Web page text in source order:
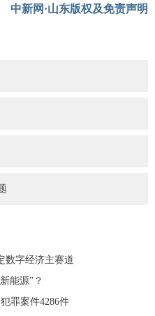
中新网·山东版权及免责声明
数字经济主赛道
能源”？
罪案件4286件